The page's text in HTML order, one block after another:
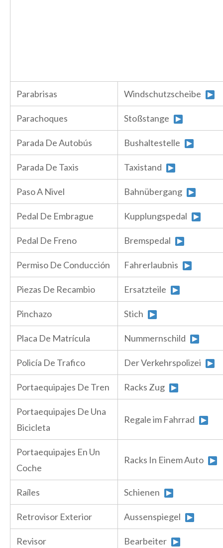
Parabrisas Windschutzscheibe
Parachoques Stoßstange
Parada De Autobús Bushaltestelle
Parada De Taxis Taxistand
Paso A Nivel Bahnübergang
Pedal De Embrague Kupplungspedal
Pedal De Freno Bremspedal
Permiso De Conducción Fahrerlaubnis
Piezas De Recambio Ersatzteile
Pinchazo Stich
Placa De Matrícula Nummernschild
Policía De Trafico Der Verkehrspolizei
Portaequipajes De Tren Racks Zug
Portaequipajes De Una
Bicicleta
Regale im Fahrrad
Portaequipajes En Un
Coche
Racks In Einem Auto
Raíles Schienen
Retrovisor Exterior Aussenspiegel
Revisor Bearbeiter